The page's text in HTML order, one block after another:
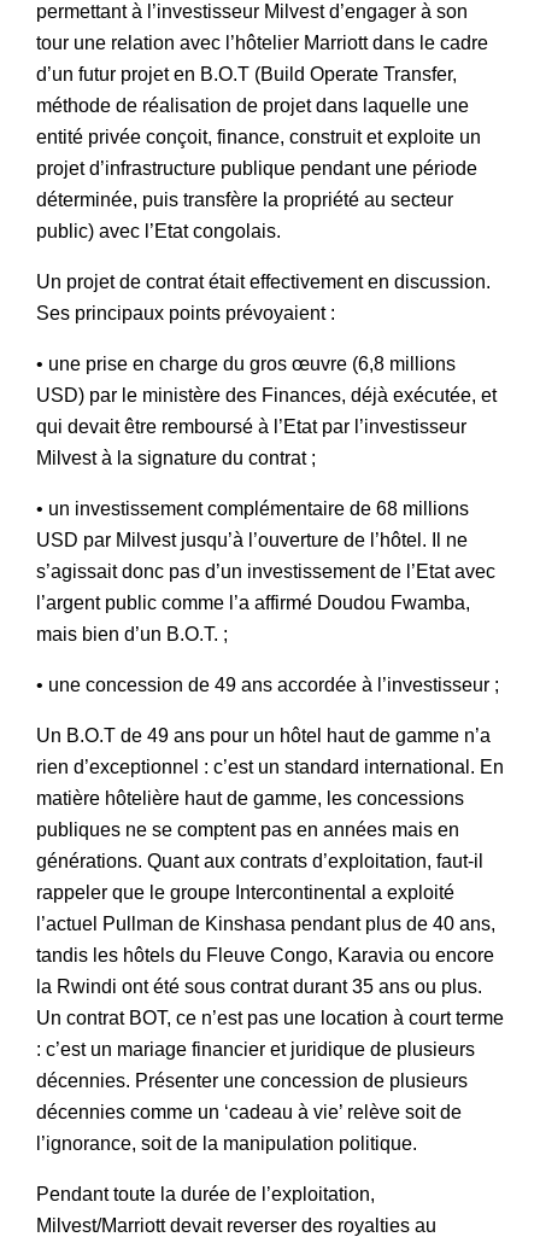
permettant à l’investisseur Milvest d’engager à son
tour une relation avec l’hôtelier Marriott dans le cadre
d’un futur projet en B.O.T (Build Operate Transfer,
méthode de réalisation de projet dans laquelle une
entité privée conçoit, finance, construit et exploite un
projet d’infrastructure publique pendant une période
déterminée, puis transfère la propriété au secteur
public) avec l’Etat congolais.
Un projet de contrat était effectivement en discussion.
Ses principaux points prévoyaient :
• une prise en charge du gros œuvre (6,8 millions
USD) par le ministère des Finances, déjà exécutée, et
qui devait être remboursé à l’Etat par l’investisseur
Milvest à la signature du contrat ;
• un investissement complémentaire de 68 millions
USD par Milvest jusqu’à l’ouverture de l’hôtel. Il ne
s’agissait donc pas d’un investissement de l’Etat avec
l’argent public comme l’a affirmé Doudou Fwamba,
mais bien d’un B.O.T. ;
• une concession de 49 ans accordée à l’investisseur ;
Un B.O.T de 49 ans pour un hôtel haut de gamme n’a
rien d’exceptionnel : c’est un standard international. En
matière hôtelière haut de gamme, les concessions
publiques ne se comptent pas en années mais en
générations. Quant aux contrats d’exploitation, faut-il
rappeler que le groupe Intercontinental a exploité
l’actuel Pullman de Kinshasa pendant plus de 40 ans,
tandis les hôtels du Fleuve Congo, Karavia ou encore
la Rwindi ont été sous contrat durant 35 ans ou plus.
Un contrat BOT, ce n’est pas une location à court terme
: c’est un mariage financier et juridique de plusieurs
décennies. Présenter une concession de plusieurs
décennies comme un ‘cadeau à vie’ relève soit de
l’ignorance, soit de la manipulation politique.
Pendant toute la durée de l’exploitation,
Milvest/Marriott devait reverser des royalties au